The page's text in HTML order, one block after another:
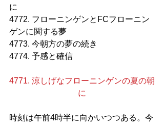
に
4772. フローニンゲンとFCフローニン
ゲンに関する夢
4773. 今朝方の夢の続き
4774. 予感と確信
4771. 涼しげなフローニンゲンの夏の朝
に
時刻は午前4時半に向かいつつある。今